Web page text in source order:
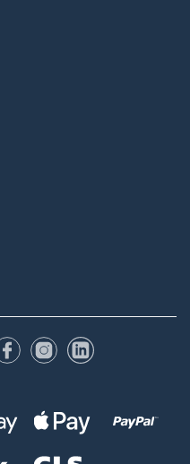
FacebookuInstagramu
LinkedIn